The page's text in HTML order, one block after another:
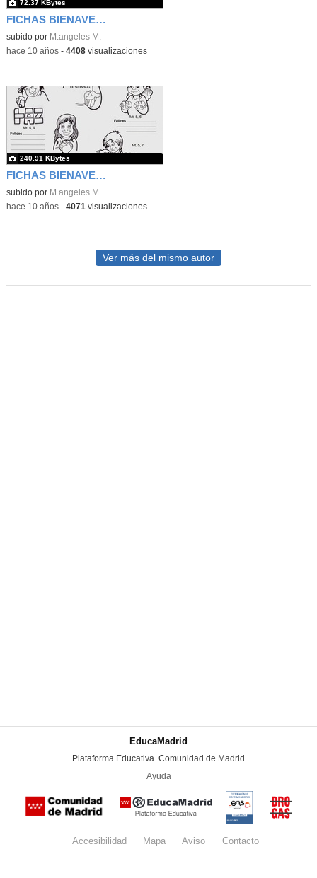
FICHAS BIENAVENTURANZAS 2
subido por M.angeles M.
72.37 KBytes
-hace 10 años- 4408visualizaciones
FICHAS BIENAVENTURANZAS 8
subido por M.angeles M.
240.91 KBytes
-hace 10 años- 4071 visualizaciones
Ver más del mismo autor
EducaMadrid
Plataforma Educativa. Comunidad de Madrid
Ayuda
Certificación
conformidad
con el
Nacional de
Seguridad
del
Accesibilidad Mapa Aviso legalContacto